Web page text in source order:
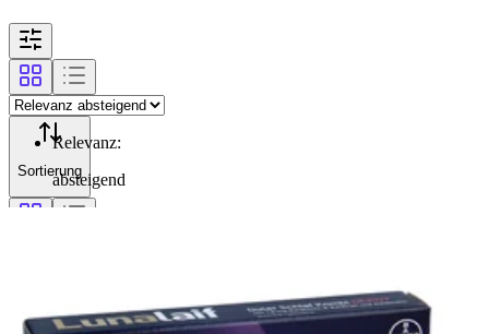
Sortierung
Relevanz:
absteigend